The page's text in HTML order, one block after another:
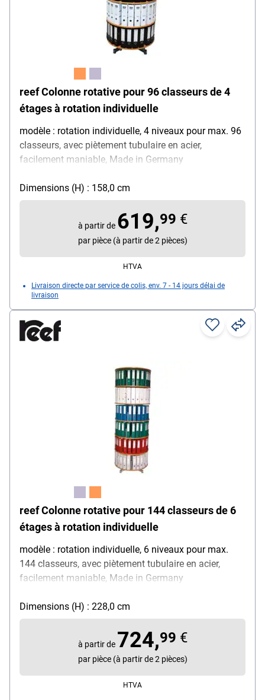
reef Colonne rotative pour 96 classeurs de 4
étages à rotation individuelle
modèle : rotation individuelle, 4 niveaux pour max. 96
classeurs, avec piètement tubulaire en acier,
facilement maniable, Made in Germany
Dimensions (H) : 158,0 cm
à partir de 619,99 €
par pièce (à partir de 2 pièces)
HTVA
Livraison directe par service de colis, env. 7 - 14 jours délai de
livraison
reef Colonne rotative pour 144 classeurs de 6
étages à rotation individuelle
modèle : rotation individuelle, 6 niveaux pour max.
144 classeurs, avec piètement tubulaire en acier,
facilement maniable, Made in Germany
Dimensions (H) : 228,0 cm
à partir de 724,99 €
par pièce (à partir de 2 pièces)
HTVA